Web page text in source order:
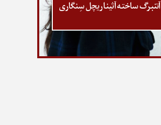
ساخته آثینا ریچل سِنگاری